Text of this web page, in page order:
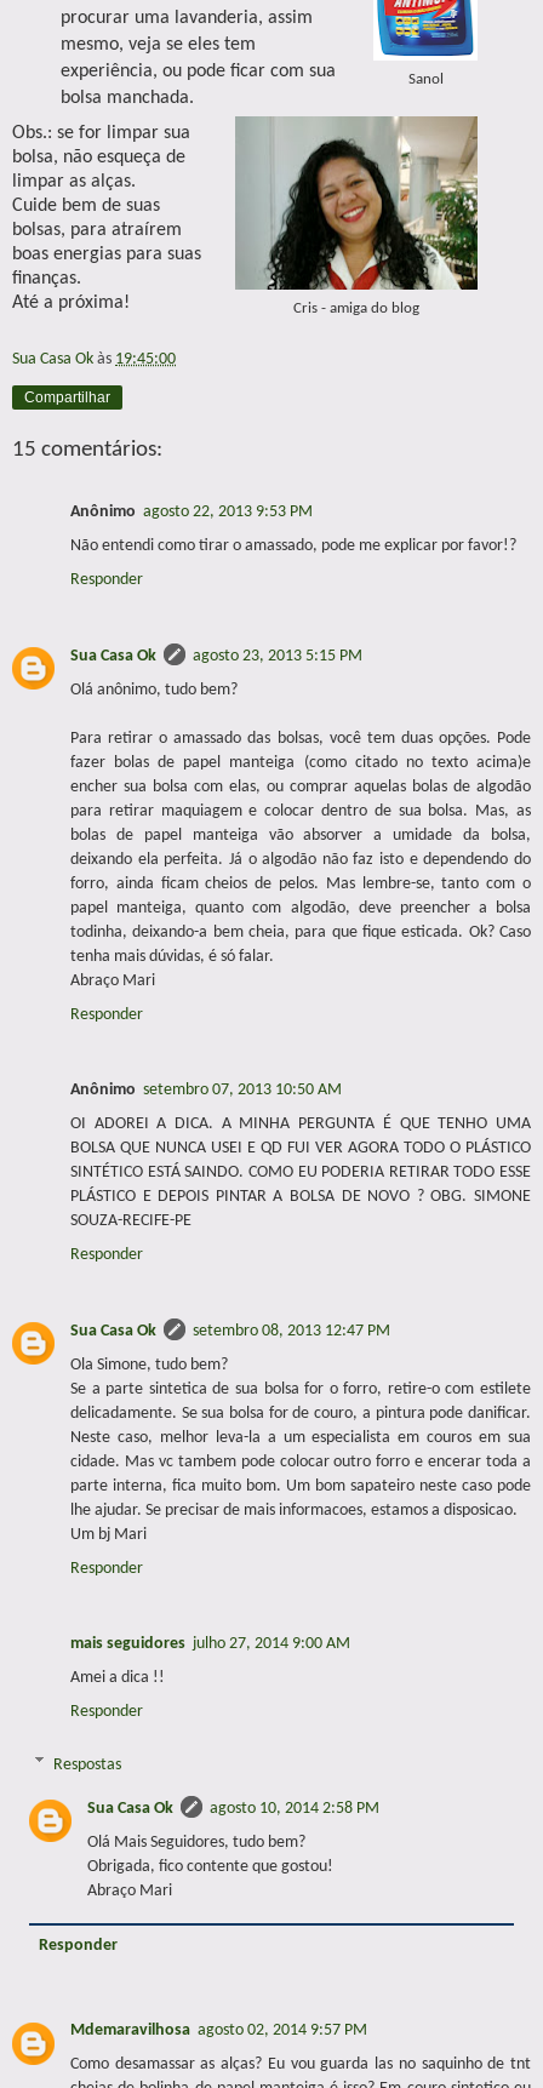
Sanol
procurar uma lavanderia, assim
mesmo, veja se eles tem
experiência, ou pode ficar com sua
bolsa manchada.
Cris - amiga do blog
Obs.: se for limpar sua
bolsa, não esqueça de
limpar as alças.
Cuide bem de suas
bolsas, para atraírem
boas energias para suas
finanças.
Até a próxima!
Sua Casa Ok às 19:45:00
Compartilhar
15 comentários:
Anônimo agosto 22, 2013 9:53 PM
Não entendi como tirar o amassado, pode me explicar por favor!?
Responder
Sua Casa Ok
agosto 23, 2013 5:15 PM
Olá anônimo, tudo bem?
Para retirar o amassado das bolsas, você tem duas opções. Pode
fazer bolas de papel manteiga (como citado no texto acima)e
encher sua bolsa com elas, ou comprar aquelas bolas de algodão
para retirar maquiagem e colocar dentro de sua bolsa. Mas, as
bolas de papel manteiga vão absorver a umidade da bolsa,
deixando ela perfeita. Já o algodão não faz isto e dependendo do
forro, ainda ficam cheios de pelos. Mas lembre-se, tanto com o
papel manteiga, quanto com algodão, deve preencher a bolsa
todinha, deixando-a bem cheia, para que fique esticada. Ok? Caso
tenha mais dúvidas, é só falar.
Abraço Mari
Responder
Anônimo setembro 07, 2013 10:50 AM
OI ADOREI A DICA. A MINHA PERGUNTA É QUE TENHO UMA
BOLSA QUE NUNCA USEI E QD FUI VER AGORA TODO O PLÁSTICO
SINTÉTICO ESTÁ SAINDO. COMO EU PODERIA RETIRAR TODO ESSE
PLÁSTICO E DEPOIS PINTAR A BOLSA DE NOVO ? OBG. SIMONE
SOUZA-RECIFE-PE
Responder
Sua Casa Ok
setembro 08, 2013 12:47 PM
Ola Simone, tudo bem?
Se a parte sintetica de sua bolsa for o forro, retire-o com estilete
delicadamente. Se sua bolsa for de couro, a pintura pode danificar.
Neste caso, melhor leva-la a um especialista em couros em sua
cidade. Mas vc tambem pode colocar outro forro e encerar toda a
parte interna, fica muito bom. Um bom sapateiro neste caso pode
lhe ajudar. Se precisar de mais informacoes, estamos a disposicao.
Um bj Mari
Responder
mais seguidores julho 27, 2014 9:00 AM
Amei a dica !!
Responder
Respostas
Sua Casa Ok
agosto 10, 2014 2:58 PM
Olá Mais Seguidores, tudo bem?
Obrigada, fico contente que gostou!
Abraço Mari
Responder
Mdemaravilhosa agosto 02, 2014 9:57 PM
Como desamassar as alças? Eu vou guarda las no saquinho de tnt